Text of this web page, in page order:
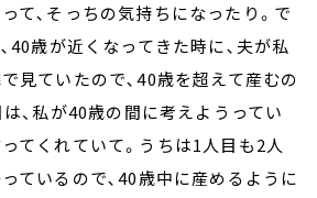
て､そっちの気持ちになったり。で
40歳が近くなってきた時に､夫が私
見ていたので､40歳を超えて産むの
、私が40歳の間に考えようってい
てくれていて。うちは1人目も2人
ているので､40歳中に産めるように